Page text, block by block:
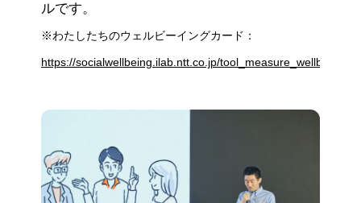
ルです。
※わたしたちのウェルビーイングカード：
https://socialwellbeing.ilab.ntt.co.jp/